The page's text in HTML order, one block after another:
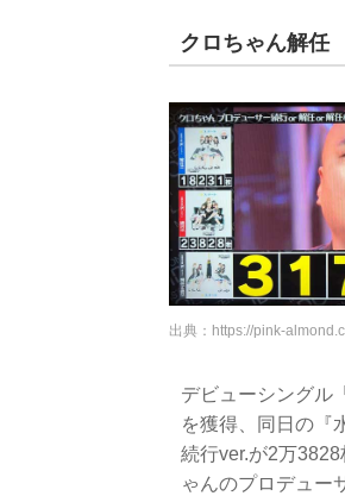
クロちゃん解任
出典： https://pink-
デビューシングル
を獲得、同日の『
続行ver.が2万
ゃんのプロデュー